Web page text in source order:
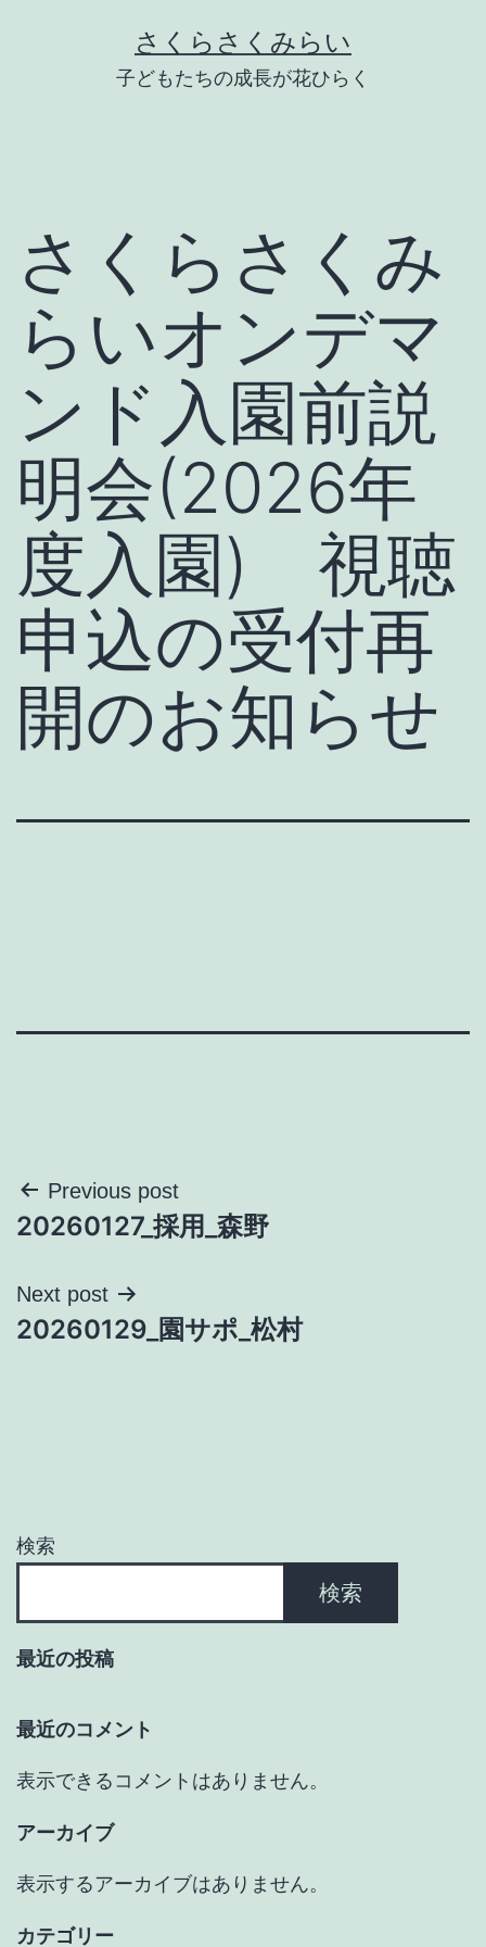
さくらさくみらい
子どもたちの成長が花ひらく
さくらさくみ
らいオンデマ
ンド入園前説
明会(2026年
度入園) 視聴
申込の受付再
開のお知らせ
投
稿
ナ
ビ
ョ
Previous post
20260127_採用_森野
Next post
20260129_園サポ_松村
検索
検索
最近の投稿
最近のコメント
表示できるコメントはありません。
アーカイブ
表示するアーカイブはありません。
カテゴリー